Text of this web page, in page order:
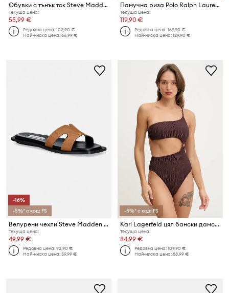
Обувки с тънък ток Steve Madden Kari
Текуща цена:
55,99 €
Редовна цена:102,90 €
Най-ниска цена:66,99 €
Памучна риза Polo Ralph Lauren
Текуща цена:
119,90 €
Редовна цена:169,90 €
Най-ниска цена:129,90 €
-16%
-5%* с код: FS
Велурени чехли Steve Madden Sofia
Текуща цена:
49,99 €
Редовна цена:92,90 €
Най-ниска цена:59,99 €
-5%* с код: FS
Karl Lagerfeld цял бански дамски
Текуща цена:
84,99 €
Редовна цена:109,90 €
Най-ниска цена:88,99 €